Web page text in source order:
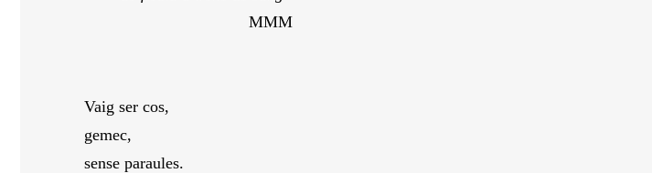
MMM
Vaig ser cos,
gemec,
sense paraules.